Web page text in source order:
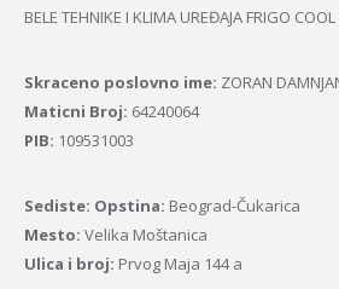
BELE TEHNIKE I KLIMA UREĐAJA FRIGO
Skraceno poslovno ime: ZORAN
Маticni Broj: 64240064
PIB: 109531003
Sediste: Opstina: Beograd-Čukarica
Mesto: Velika Moštanica
Ulica i broj: Prvog Maja 144 a